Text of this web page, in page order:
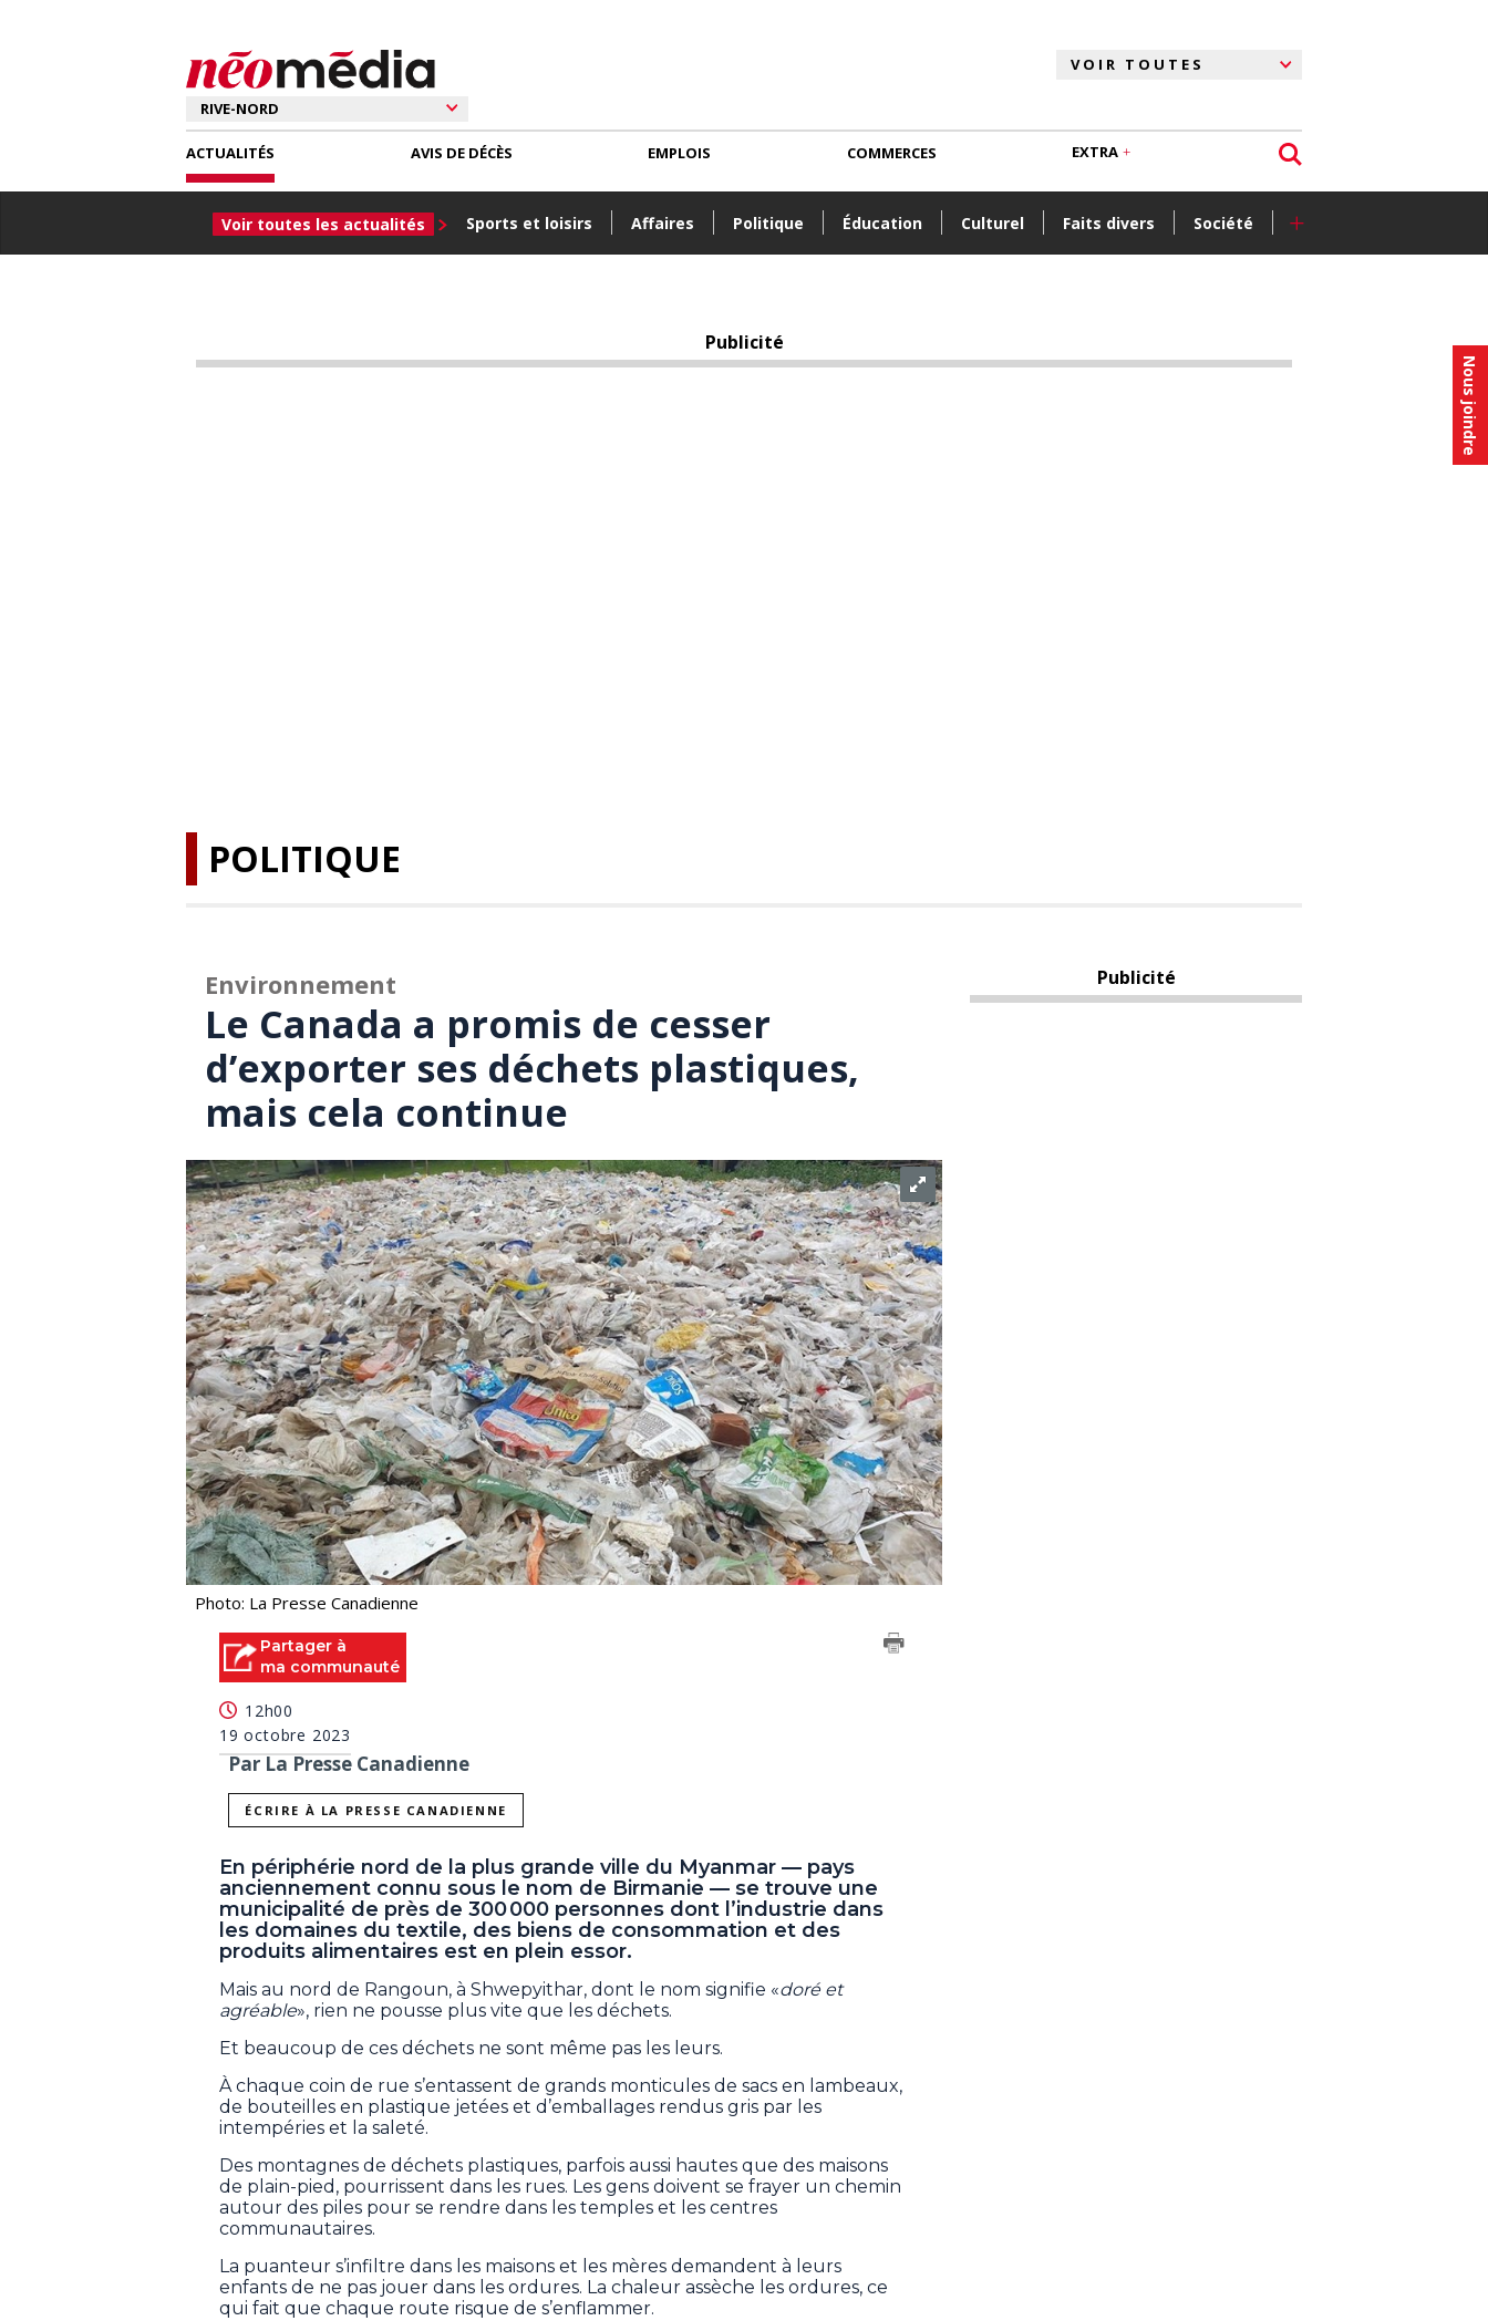
Nous joindre
ACTUALITÉS
Voir toutes les actualités Sports et loisirs Affaires Politique Éducation Culturel Faits divers Société +
AVIS DE DÉCÈS EMPLOIS COMMERCES EXTRA
Publicité
POLITIQUE
Environnement
Le Canada a promis de cesser
d’exporter ses déchets plastiques,
mais cela continue
Photo: La Presse Canadienne
Partager à
ma communauté
12h00
19 octobre 2023
Par La Presse Canadienne
ÉCRIRE À LA PRESSE CANADIENNE
En périphérie nord de la plus grande ville du Myanmar — pays
anciennement connu sous le nom de Birmanie — se trouve une
municipalité de près de 300 000 personnes dont l’industrie dans
les domaines du textile, des biens de consommation et des
produits alimentaires est en plein essor.
Mais au nord de Rangoun, à Shwepyithar, dont le nom signifie «doré et
agréable», rien ne pousse plus vite que les déchets.
Et beaucoup de ces déchets ne sont même pas les leurs.
À chaque coin de rue s’entassent de grands monticules de sacs en lambeaux,
de bouteilles en plastique jetées et d’emballages rendus gris par les
intempéries et la saleté.
Des montagnes de déchets plastiques, parfois aussi hautes que des maisons
de plain-pied, pourrissent dans les rues. Les gens doivent se frayer un chemin
autour des piles pour se rendre dans les temples et les centres
communautaires.
La puanteur s’infiltre dans les maisons et les mères demandent à leurs
enfants de ne pas jouer dans les ordures. La chaleur assèche les ordures, ce
qui fait que chaque route risque de s’enflammer.
Publicité